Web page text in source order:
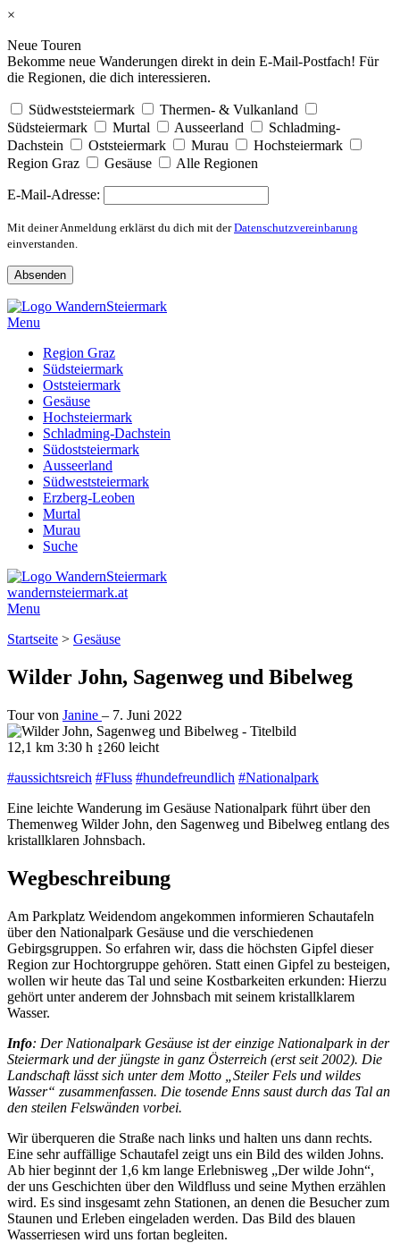
×
Neue Touren
Bekomme neue Wanderungen direkt in dein E-Mail-Postfach! Für
die Regionen, die dich interessieren.
Südweststeiermark
Thermen- & Vulkanland
Südsteiermark
Murtal Ausseerland
Schladming-
Dachstein
Oststeiermark Murau
Hochsteiermark
Region Graz
Gesäuse Alle Regionen
E-Mail-Adresse:
Mit deiner Anmeldung erklärst du dich mit derDatenschutzvereinbarung
einverstanden.
Skip
to
Menu
Region Graz
Südsteiermark
Oststeiermark
Gesäuse
Hochsteiermark
Schladming-Dachstein
Südoststeiermark
Ausseerland
Südweststeiermark
Erzberg-Leoben
Murtal
Murau
Suche
wandernsteiermark.at
Menu
Startseite > Gesäuse
Wilder John, Sagenweg und Bibelweg
Tour von Janine – 7. Juni 2022
12,1 km 3:30 h ↨260 leicht
#aussichtsreich #Fluss #hundefreundlich #Nationalpark
Eine leichte Wanderung im Gesäuse Nationalpark führt über den
Themenweg Wilder John, den Sagenweg und Bibelweg entlang des
kristallklaren Johnsbach.
Wegbeschreibung
Am Parkplatz Weidendom angekommen informieren Schautafeln
über den Nationalpark Gesäuse und die verschiedenen
Gebirgsgruppen. So erfahren wir, dass die höchsten Gipfel dieser
Region zur Hochtorgruppe gehören. Statt einen Gipfel zu besteigen,
wollen wir heute das Tal und seine Kostbarkeiten erkunden: Hierzu
gehört unter anderem der Johnsbach mit seinem kristallklarem
Wasser.
Info: Der Nationalpark Gesäuse ist der einzige Nationalpark in der
Steiermark und der jüngste in ganz Österreich (erst seit 2002). Die
Landschaft lässt sich unter dem Motto „Steiler Fels und wildes
Wasser“ zusammenfassen. Die tosende Enns saust durch das Tal an
den steilen Felswänden vorbei.
Wir überqueren die Straße nach links und halten uns dann rechts.
Eine sehr auffällige Schautafel zeigt uns ein Bild des wilden Johns.
Ab hier beginnt der 1,6 km lange Erlebnisweg „Der wilde John“,
der uns Geschichten über den Wildfluss und seine Mythen erzählen
wird. Es sind insgesamt zehn Stationen, an denen die Besucher zum
Staunen und Erleben eingeladen werden. Das Bild des blauen
Wasserriesen wird uns fortan begleiten.